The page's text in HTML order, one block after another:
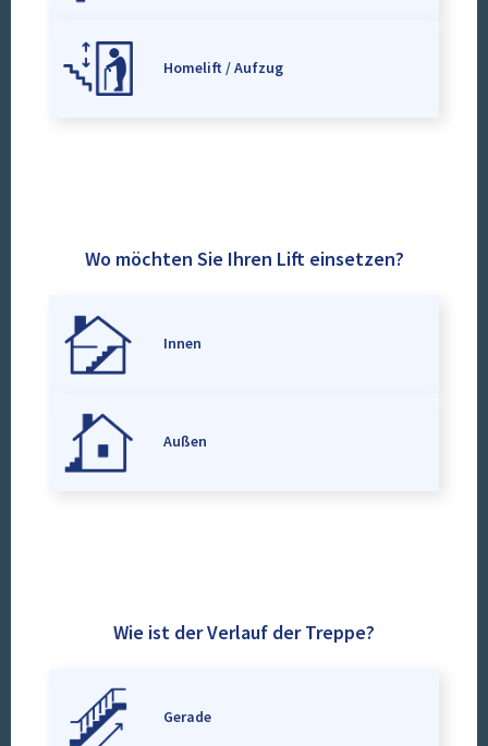
Homelift / Aufzug
Wo möchten Sie Ihren Lift einsetzen?
Innen
Außen
Wie ist der Verlauf der Treppe?
Gerade